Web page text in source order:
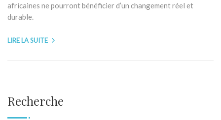
africaines ne pourront bénéficier d’un changement réel et
durable.
LIRE LA SUITE
Recherche